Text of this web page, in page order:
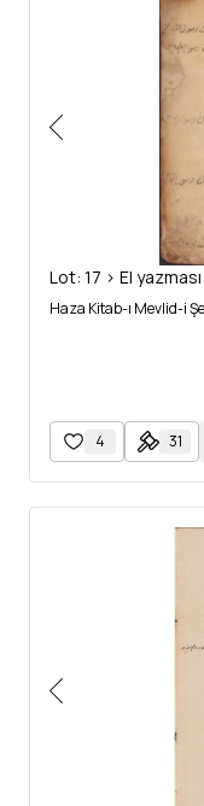
Lot: 17 > El yazması
Haza Kitab-ı Mevlid-i
4 31